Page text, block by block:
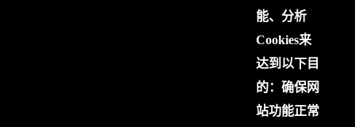
能、分析
Cookies来
达到以下目
的：确保网
站功能正常